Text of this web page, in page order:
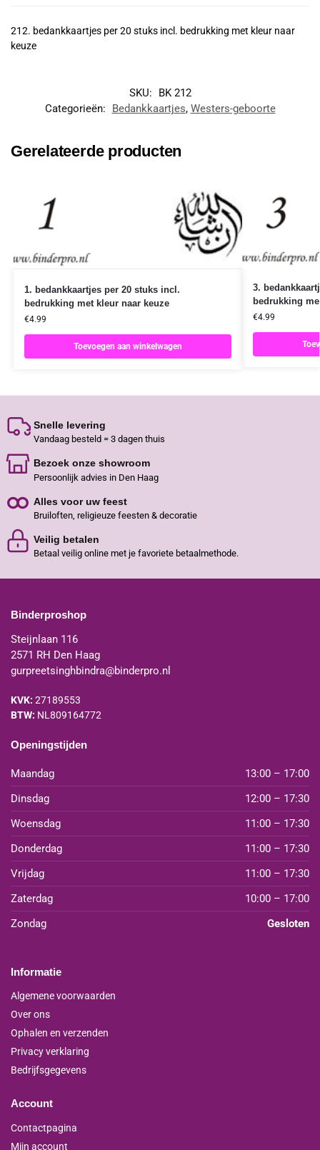
212. bedankkaartjes per 20 stuks incl. bedrukking met kleur naar
keuze
SKU:
BK 212
Categorieën:
Bedankkaartjes, Westers-geboorte
Gerelateerde producten
1. bedankkaartjes per 20 stuks incl.
bedrukking met kleur naar keuze
€4.99
Toevoegen aan winkelwagen
3.
bedrukking
€4.99
Snelle levering
Vandaag besteld = 3 dagen thuis
Bezoek onze showroom
Persoonlijk advies in Den Haag
Alles voor uw feest
Bruiloften, religieuze feesten & decoratie
Veilig betalen
Betaal veilig online met je favoriete betaalmethode.
Binderproshop
Steijnlaan 116
2571 RH Den Haag
gurpreetsinghbindra@binderpro.nl
KVK: 27189553
BTW: NL809164772
Openingstijden
Maandag
13:00 – 17:00
Dinsdag
12:00 – 17:30
Woensdag
11:00 – 17:30
Donderdag
11:00 – 17:30
Vrijdag
11:00 – 17:30
Zaterdag
10:00 – 17:00
Zondag
Gesloten
Informatie
Algemene voorwaarden
Over ons
Ophalen en verzenden
Privacy verklaring
Bedrijfsgegevens
Account
Contactpagina
Mijn account